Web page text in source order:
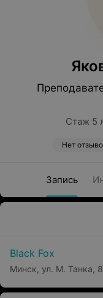
Стаж 5
Нет
Запись
Black Fox
Минск, ул. М. Танка, 8